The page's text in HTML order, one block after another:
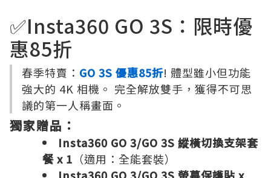
✅Insta360 GO 3S：限時優
惠85折
春季特賣： GO 3S 優惠85折! 體型雖小但功能
強大的 4K 相機。 完全解放雙手，獲得不可思
議的第一人稱畫面。
獨家贈品：
Insta360 GO 3/GO 3S 縱橫切換支架套
餐 x 1 （適用：全能套裝）
Insta360 GO 3/GO 3S 螢幕保護貼 x